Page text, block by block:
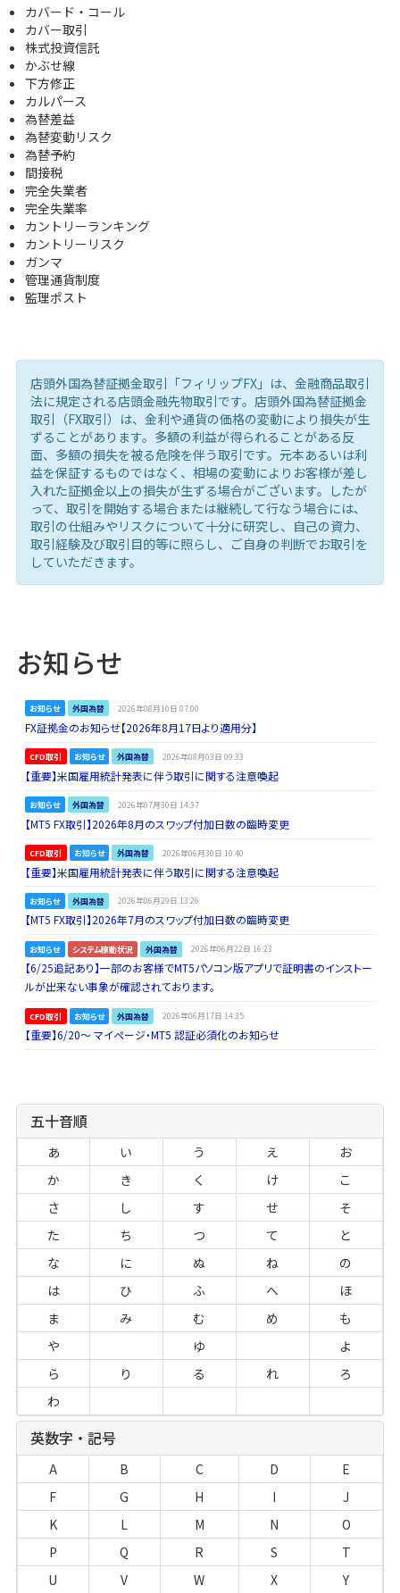
カバード・コール
カバー取引
株式投資信託
かぶせ線
下方修正
カルパース
為替差益
為替変動リスク
為替予約
間接税
完全失業者
完全失業率
カントリーランキング
カントリーリスク
ガンマ
管理通貨制度
監理ポスト
店頭外国為替証拠金取引「フィリップFX」は、金融商品取引
法に規定される店頭金融先物取引です。店頭外国為替証拠金
取引（FX取引）は、金利や通貨の価格の変動により損失が生
ずることがあります。多額の利益が得られることがある反
面、多額の損失を被る危険を伴う取引です。元本あるいは利
益を保証するものではなく、相場の変動によりお客様が差し
入れた証拠金以上の損失が生ずる場合がございます。したが
って、取引を開始する場合または継続して行なう場合には、
取引の仕組みやリスクについて十分に研究し、自己の資力、
取引経験及び取引目的等に照らし、ご自身の判断でお取引を
していただきます。
お知らせ
お知らせ 外国為替 2026年08月10日 07:00
FX証拠金のお知らせ【2026年8月17日より適用分】
CFD取引 お知らせ 外国為替 2026年08月03日 09:33
【重要】米国雇用統計発表に伴う取引に関する注意喚起
お知らせ 外国為替 2026年07月30日 14:37
【MT5 FX取引】2026年8月のスワップ付加日数の臨時変更
CFD取引 お知らせ 外国為替 2026年06月30日 10:40
【重要】米国雇用統計発表に伴う取引に関する注意喚起
お知らせ 外国為替 2026年06月29日 13:26
【MT5 FX取引】2026年7月のスワップ付加日数の臨時変更
お知らせ システム稼動状況 外国為替 2026年06月22日 16:23
【6/25追記あり】一部のお客様でMT5パソコン版アプリで証明書のインストー
ルが出来ない事象が確認されております。
CFD取引 お知らせ 外国為替 2026年06月17日 14:35
【重要】6/20～ マイページ・MT5 認証必須化のお知らせ
五十音順
あ い う え
お
か
き く け
こ
さ
し す せ
そ
た
ち つ て
と
な
に ぬ ね
の
は
ひ ふ へ
ほ
ま
み む め
も
や
ゆ
よ
ら
り る れ
ろ
わ
英数字・記号
A B C D
E
F
G H I
J
K
L M N
O
P
Q R S
T
U
V W X Y